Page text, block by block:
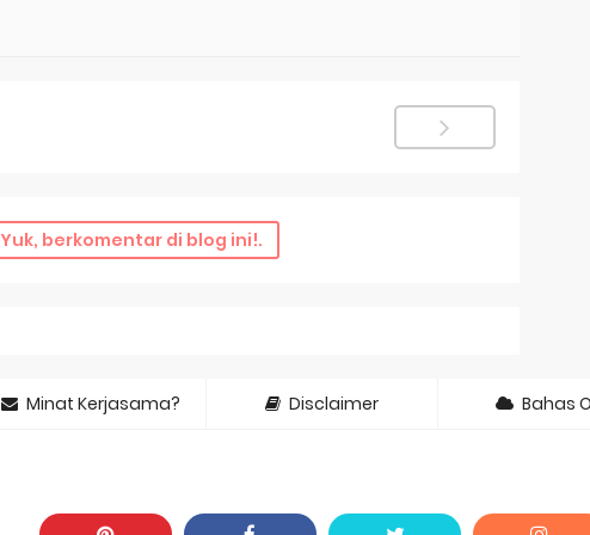
Yuk, berkomentar di blog ini!.
Minat Kerjasama? Disclaimer Bahas